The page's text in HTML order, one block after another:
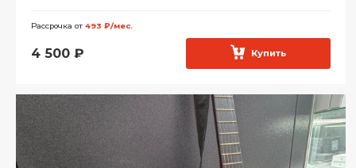
Рассрочка от 493 ₽/мес.
4 500 ₽ Купить